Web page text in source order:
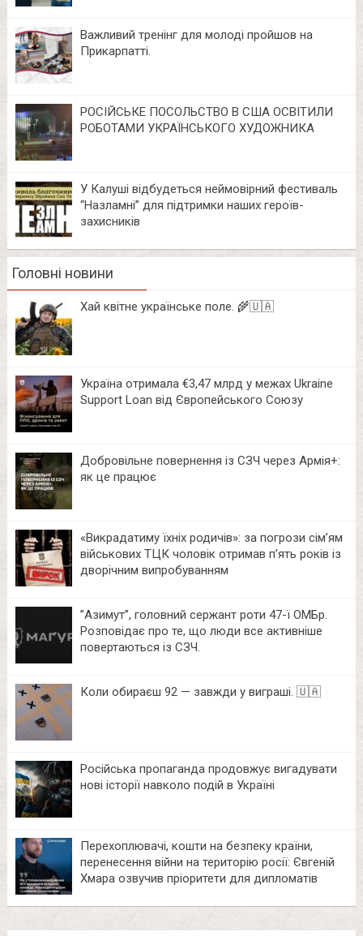
Важливий тренінг для молоді пройшов на
Прикарпатті.
РОСІЙСЬКЕ ПОСОЛЬСТВО В США ОСВІТИЛИ
РОБОТАМИ УКРАЇНСЬКОГО ХУДОЖНИКА
У Калуші відбудеться неймовірний фестиваль
“Назламні” для підтримки наших героїв-
захисників
Головні новини
Хай квітне українське поле. 🌾🇺🇦
Україна отримала €3,47 млрд у межах Ukraine
Support Loan від Європейського Союзу
Добровільне повернення із СЗЧ через Армія+:
як це працює
«Викрадатиму їхніх родичів»: за погрози сім’ям
військових ТЦК чоловік отримав п’ять років із
дворічним випробуванням
⁨”Азимут”, головний сержант роти 47-ї ОМБр.
Розповідає про те, що люди все активніше
повертаються із СЗЧ.
Коли обираєш 92 — завжди у виграші. 🇺🇦
Російська пропаганда продовжує вигадувати
нові історії навколо подій в Україні
Перехоплювачі, кошти на безпеку країни,
перенесення війни на територію росії: Євгеній
Хмара озвучив пріоритети для дипломатів